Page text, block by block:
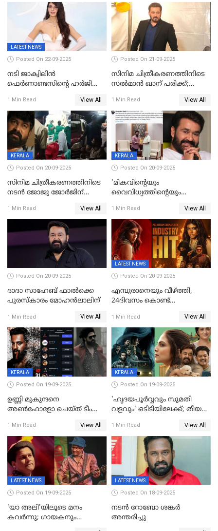
LATEST NEWS
Posted On 22-09-2025
നടി ജാക്വിലിന്‍
ഫെര്‍ണാണ്ടസിന്റെ ഹര്‍ജി
1 Min Read View All
Posted On 21-09-2025
സിനിമ ചിത്രീകരണത്തിനിടെ
സൽമാൻ ഖാന് പരിക്ക്;
മുംബൈയിലേക്ക് മടങ്ങി
1 Min Read View All
KERALA
Posted On 20-09-2025
സിനിമ ചിത്രീകരണത്തിനിടെ
നടൻ ജോജു ജോർജിന്
പറമ്പോലും ഈ സമയം
ജീപ്പിൽ
1 Min Read View All
KERALA
Posted On 20-09-2025
'മികവിന്റെയും
വൈവിധ്യത്തിന്റെയും
അഭിനന്ദിച്ച് പ്രധാനമന്ത്രി
1 Min Read View All
Posted On 20-09-2025
ദാദാ സാഹേബ് ഫാൽക്കെ
പുരസ്‌കാരം മോഹൻലാലിന്
1 Min Read View All
LATEST NEWS
Posted On 20-09-2025
എമ്പുരാനെയും വീഴ്ത്തി,
24ദിവസം കൊണ്ട്
ഇൻഡസ്ട്രി ഹിറ്റ്;
റെക്കോർഡുമായി ലോക
1 Min Read View All
KERALA
Posted On 19-09-2025
ഉണ്ണി മുകുന്ദനെ
അൺഫോളോ ചെയ്ത് ടീം
മാർക്കോയിൽ യാഷ്,
പൃഥ്വിരാജ്,
മമ്മുട്ടി,മോഹൻലാൽ..ചർച്ചകളുമായി
സൈബർലോകവും
1 Min Read View All
KERALA
Posted On 19-09-2025
'ഹൃദയപൂര്‍വ്വവും സുമതി
വളവും' ഒടിടിയിലേക്ക്; തീയതി
1 Min Read View All
LATEST NEWS
Posted On 19-09-2025
'യാ അലി'യിലൂടെ മനം
കവർന്നു; ഗായകനും
LATEST NEWS
Posted On 18-09-2025
നടൻ റോബോ ശങ്കർ
അന്തരിച്ചു